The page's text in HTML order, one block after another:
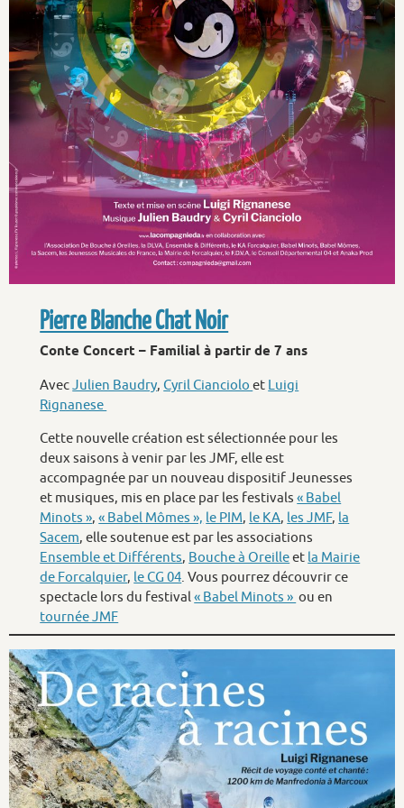
Pierre Blanche Chat Noir
Conte Concert – Familial à partir de 7 ans
AvecJulien Baudry, Cyril Ciancioloet Luigi
Rignanese
Cette nouvelle création est sélectionnée pour les
deux saisons à venir par les JMF, elle est
accompagnée par un nouveau dispositif Jeunesses
et musiques, mis en place par les festivals« Babel
Minots »,« Babel Mômes », le PIM, le KA, les JMF, la
Sacem, elle soutenue est par les associations
Ensemble et Différents, Bouche à Oreilleet la Mairie
de Forcalquier, le CG 04. Vous pourrez découvrir ce
spectacle lors du festival« Babel Minots » ou en
tournée JMF